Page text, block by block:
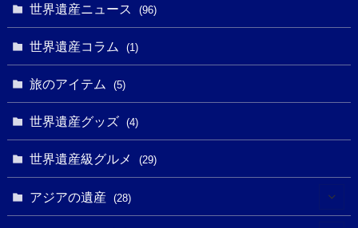
(5)
(18)
(3) (2)
(2)
(1)
(3)
(5)
(19)
世界遺産ニュース (96)
世界遺産コラム (1)
旅のアイテム (5)
世界遺産グッズ (4)
世界遺産級グルメ (29)
アジアの遺産 (28)